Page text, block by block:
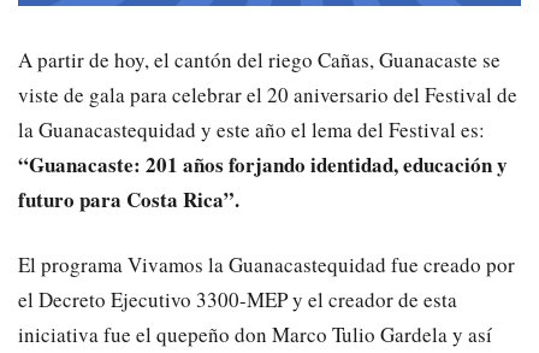
A partir de hoy, el cantón del riego Cañas, Guanacaste se
viste de gala para celebrar el 20 aniversario del Festival de
la Guanacastequidad y este año el lema del Festival es:
“Guanacaste: 201 años forjando identidad, educación y
futuro para Costa Rica”.
El programa Vivamos la Guanacastequidad fue creado por
el Decreto Ejecutivo 3300-MEP y el creador de esta
iniciativa fue el quepeño don Marco Tulio Gardela y así